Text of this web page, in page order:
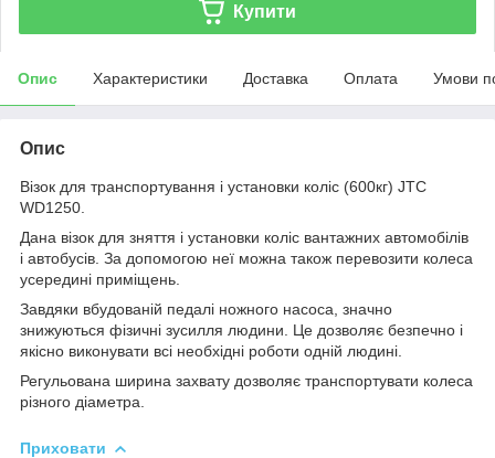
Купити
Опис Характеристики Доставка Оплата Умови
Опис
Візок для транспортування і установки коліс (600кг) JTC
WD1250.
Дана візок для зняття і установки коліс вантажних автомобілів
і автобусів. За допомогою неї можна також перевозити колеса
усередині приміщень.
Завдяки вбудованій педалі ножного насоса, значно
знижуються фізичні зусилля людини. Це дозволяє безпечно і
якісно виконувати всі необхідні роботи одній людині.
Регульована ширина захвату дозволяє транспортувати колеса
різного діаметра.
Приховати